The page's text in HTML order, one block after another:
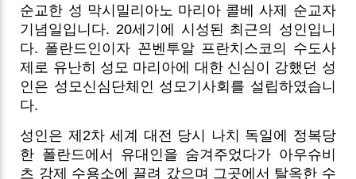
순교한 성 막시밀리아노 마리아 콜베 사제 순교자
기념일입니다. 20세기에 시성된 최근의 성인입니
다. 폴란드인이자 꼰벤투알 프란치스코의 수도사
제로 유난히 성모 마리아에 대한 신심이 강했던 성
인은 성모신심단체인 성모기사회를 설립하였습니
다.
성인은 제2차 세계 대전 당시 나치 독일에 정복당
한 폴란드에서 유대인을 숨겨주었다가 아우슈비
츠 강제 수용소에 끌려 갔으며 그곳에서 탈옥한 수